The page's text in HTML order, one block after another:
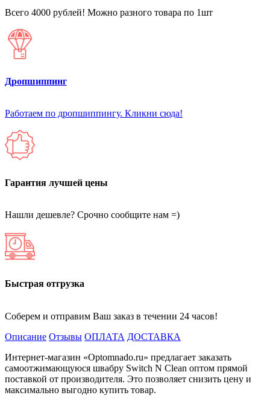
Всего 4000 рублей! Можно разного товара по 1шт
Дропшиппинг
Работаем по дропшиппингу. Кликни сюда!
Гарантия лучшей цены
Нашли дешевле? Срочно сообщите нам =)
Быстрая отгрузка
Соберем и отправим Ваш заказ в течении 24 часов!
Описание Отзывы ОПЛАТА ДОСТАВКА
Интернет-магазин «Optomnado.ru» предлагает заказать
самоотжимающуюся швабру Switch N Clean оптом прямой
поставкой от производителя. Это позволяет снизить цену и
максимально выгодно купить товар.